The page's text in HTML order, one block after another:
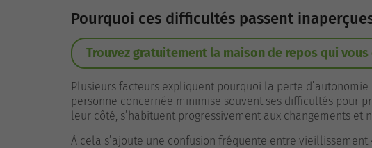
Pourquoi ces difficultés passent
Trouvez gratuitement la maison de repos qui
Plusieurs facteurs expliquent pourquoi la perte
personne concernée minimise souvent ses difficultés pour
leur côté, s’habituent progressivement aux changements et
À cela s’ajoute une confusion fréquente entre